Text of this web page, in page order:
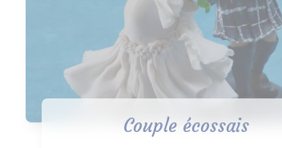
Couple écossais